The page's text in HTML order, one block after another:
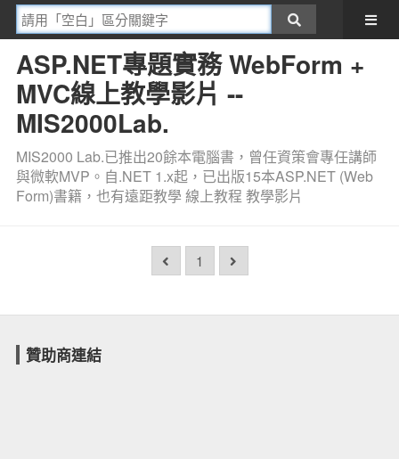
ASP.NET專題實務 WebForm +
MVC線上教學影片 --
MIS2000Lab.
MIS2000 Lab.已推出20餘本電腦書，曾任資策會專任講師
與微軟MVP。自.NET 1.x起，已出版15本ASP.NET (Web
Form)書籍，也有遠距教學 線上教程 教學影片
1
贊助商連結